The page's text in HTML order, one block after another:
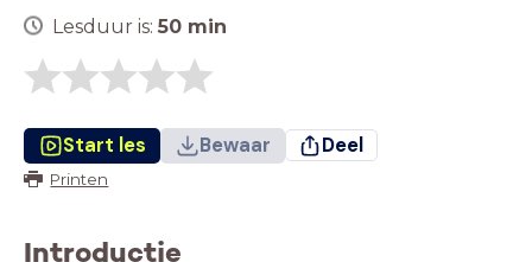
Lesduur is: 50 min
Start les Bewaar Deel
Printen
Introductie